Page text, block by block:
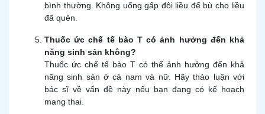
bình thường. Không uống gấp đôi liều để bù cho liều
đã quên.
Thuốc ức chế tế bào T có ảnh hưởng đến khả
năng sinh sản không?
Thuốc ức chế tế bào T có thể ảnh hưởng đến khả
năng sinh sản ở cả nam và nữ. Hãy thảo luận với
bác sĩ về vấn đề này nếu bạn đang có kế hoạch
mang thai.